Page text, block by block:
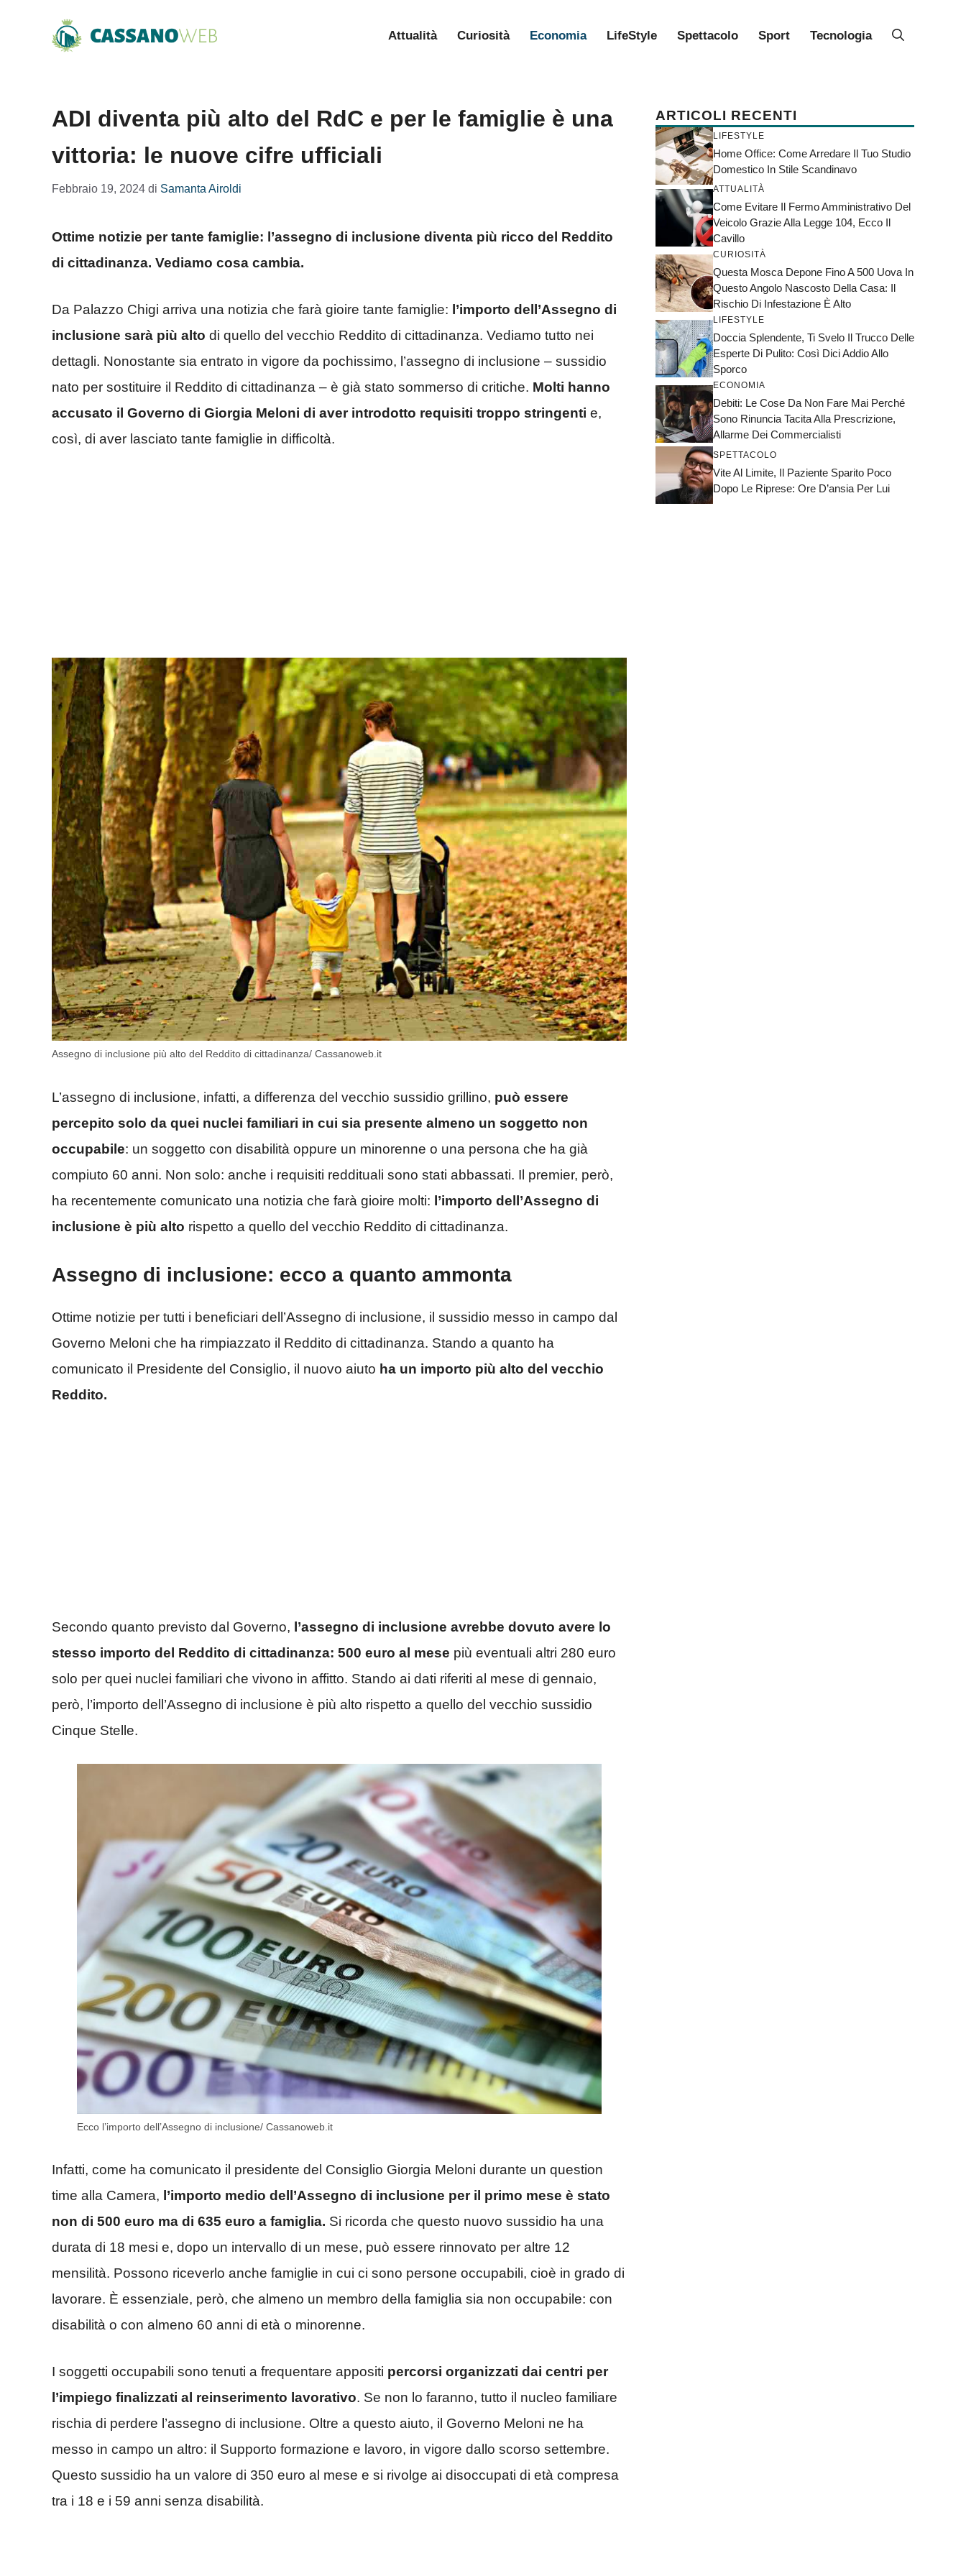
Attualità Curiosità Economia LifeStyle Spettacolo Sport Tecnologia
ADI diventa più alto del RdC e per le famiglie è una
vittoria: le nuove cifre ufficiali
Febbraio 19, 2024 di Samanta Airoldi
Ottime notizie per tante famiglie: l’assegno di inclusione diventa più ricco del Reddito
di cittadinanza. Vediamo cosa cambia.
Da Palazzo Chigi arriva una notizia che farà gioire tante famiglie: l’importo dell’Assegno di
inclusione sarà più alto di quello del vecchio Reddito di cittadinanza. Vediamo tutto nei
dettagli. Nonostante sia entrato in vigore da pochissimo, l’assegno di inclusione – sussidio
nato per sostituire il Reddito di cittadinanza – è già stato sommerso di critiche. Molti hanno
accusato il Governo di Giorgia Meloni di aver introdotto requisiti troppo stringenti e,
così, di aver lasciato tante famiglie in difficoltà.
Assegno di inclusione più alto del Reddito di cittadinanza/ Cassanoweb.it
L’assegno di inclusione, infatti, a differenza del vecchio sussidio grillino, può essere
percepito solo da quei nuclei familiari in cui sia presente almeno un soggetto non
occupabile: un soggetto con disabilità oppure un minorenne o una persona che ha già
compiuto 60 anni. Non solo: anche i requisiti reddituali sono stati abbassati. Il premier, però,
ha recentemente comunicato una notizia che farà gioire molti: l’importo dell’Assegno di
inclusione è più alto rispetto a quello del vecchio Reddito di cittadinanza.
Assegno di inclusione: ecco a quanto ammonta
Ottime notizie per tutti i beneficiari dell’Assegno di inclusione, il sussidio messo in campo dal
Governo Meloni che ha rimpiazzato il Reddito di cittadinanza. Stando a quanto ha
comunicato il Presidente del Consiglio, il nuovo aiuto ha un importo più alto del vecchio
Reddito.
Secondo quanto previsto dal Governo, l’assegno di inclusione avrebbe dovuto avere lo
stesso importo del Reddito di cittadinanza: 500 euro al mese più eventuali altri 280 euro
solo per quei nuclei familiari che vivono in affitto. Stando ai dati riferiti al mese di gennaio,
però, l’importo dell’Assegno di inclusione è più alto rispetto a quello del vecchio sussidio
Cinque Stelle.
Ecco l’importo dell’Assegno di inclusione/ Cassanoweb.it
Infatti, come ha comunicato il presidente del Consiglio Giorgia Meloni durante un question
time alla Camera, l’importo medio dell’Assegno di inclusione per il primo mese è stato
non di 500 euro ma di 635 euro a famiglia. Si ricorda che questo nuovo sussidio ha una
durata di 18 mesi e, dopo un intervallo di un mese, può essere rinnovato per altre 12
mensilità. Possono riceverlo anche famiglie in cui ci sono persone occupabili, cioè in grado di
lavorare. È essenziale, però, che almeno un membro della famiglia sia non occupabile: con
disabilità o con almeno 60 anni di età o minorenne.
I soggetti occupabili sono tenuti a frequentare appositi percorsi organizzati dai centri per
l’impiego finalizzati al reinserimento lavorativo. Se non lo faranno, tutto il nucleo familiare
rischia di perdere l’assegno di inclusione. Oltre a questo aiuto, il Governo Meloni ne ha
messo in campo un altro: il Supporto formazione e lavoro, in vigore dallo scorso settembre.
Questo sussidio ha un valore di 350 euro al mese e si rivolge ai disoccupati di età compresa
tra i 18 e i 59 anni senza disabilità.
ARTICOLI RECENTI
LIFESTYLE
Home Office: Come Arredare Il Tuo Studio
Domestico In Stile Scandinavo
ATTUALITÀ
Come Evitare Il Fermo Amministrativo Del
Veicolo Grazie Alla Legge 104, Ecco Il
Cavillo
CURIOSITÀ
Questa Mosca Depone Fino A 500 Uova In
Questo Angolo Nascosto Della Casa: Il
Rischio Di Infestazione È Alto
LIFESTYLE
Doccia Splendente, Ti Svelo Il Trucco Delle
Esperte Di Pulito: Così Dici Addio Allo
Sporco
ECONOMIA
Debiti: Le Cose Da Non Fare Mai Perché
Sono Rinuncia Tacita Alla Prescrizione,
Allarme Dei Commercialisti
SPETTACOLO
Vite Al Limite, Il Paziente Sparito Poco
Dopo Le Riprese: Ore D’ansia Per Lui